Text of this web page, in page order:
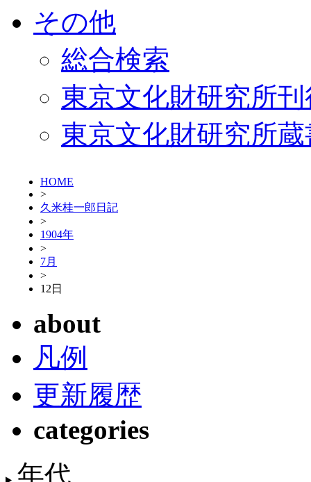
その他
総合検索
東京文化財研究所
東京文化財研究所
HOME
>
久米桂一郎日記
>
1904年
>
7月
>
12日
about
凡例
更新履歴
categories
年代